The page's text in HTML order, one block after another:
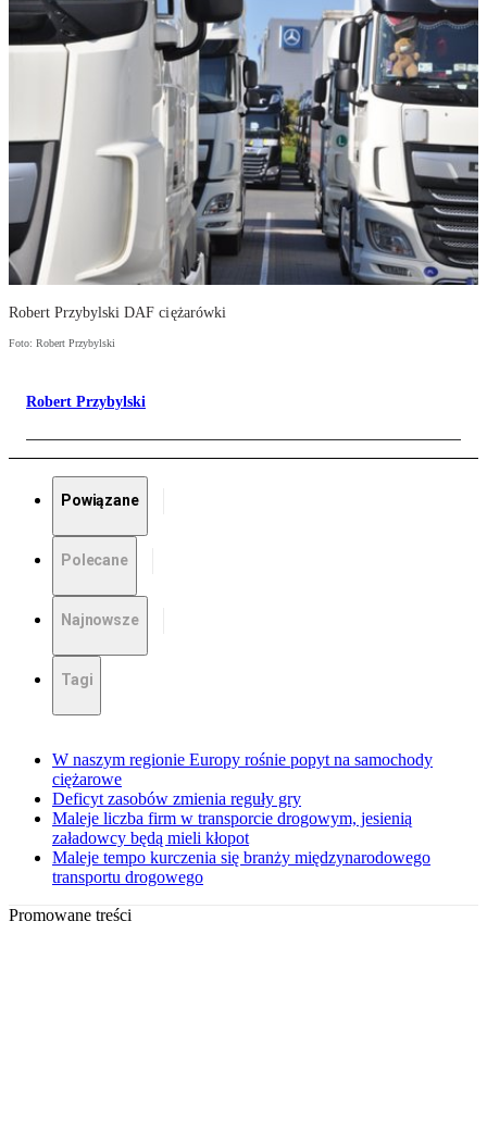
Robert Przybylski DAF ciężarówki
Foto: Robert Przybylski
Robert Przybylski
Powiązane
Polecane
Najnowsze
Tagi
W naszym regionie Europy rośnie popyt na samochody
ciężarowe
Deficyt zasobów zmienia reguły gry
Maleje liczba firm w transporcie drogowym, jesienią
załadowcy będą mieli kłopot
Maleje tempo kurczenia się branży międzynarodowego
transportu drogowego
Promowane treści